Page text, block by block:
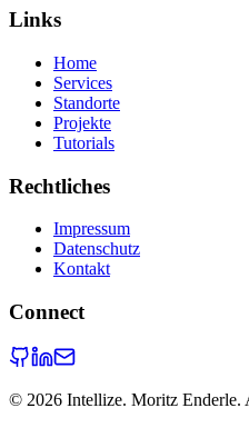
Links
Home
Services
Standorte
Projekte
Tutorials
Rechtliches
Impressum
Datenschutz
Kontakt
Connect
© 2026 Intellize. Moritz Enderle.